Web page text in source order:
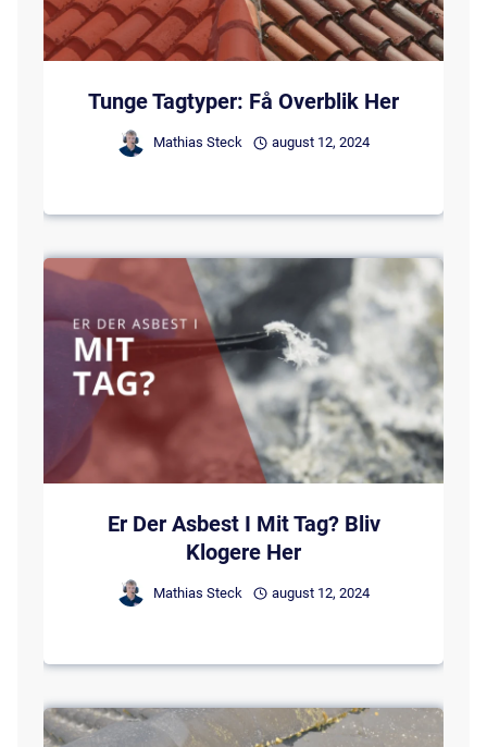
Tunge Tagtyper: Få Overblik Her
Mathias Steck august 12, 2024
Er Der Asbest I Mit Tag? Bliv
Klogere Her
Mathias Steck august 12, 2024